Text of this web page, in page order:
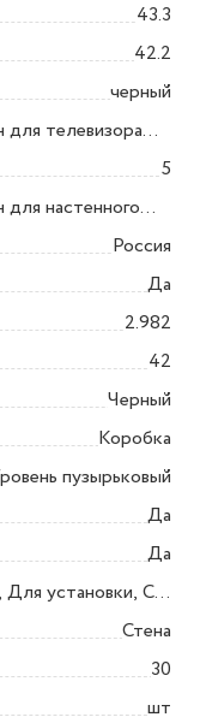
43.3
42.2
черный
телевизора
5
настенного
/ ЖК-дисплеяРоссия
Да
2.982
42
Черный
Коробка
пузырьковый
Да
Да
Для установки, С
Стена
30
шт